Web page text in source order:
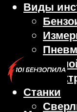
Виды
Станки